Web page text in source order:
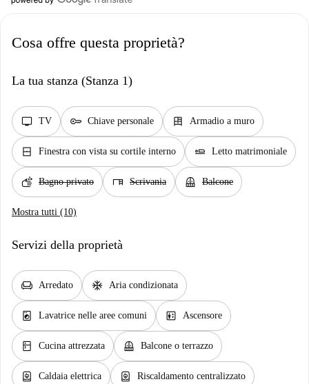
Cosa offre questa proprietà?
La tua stanza (Stanza 1)
tv TV key Chiave personale dresser Armadio a muro
window_closed Finestra con vista su cortile interno airline_seat_flat Letto matrimoniale
soap Bagno privato desk Scrivania balcony Balcone
Mostra tutti (10)
Servizi della proprietà
chair Arredato ac_unit Aria condizionata
local_laundry_service Lavatrice nelle aree comuni elevator Ascensore
kitchen Cucina attrezzata balcony Balcone o terrazzo
water_heater Caldaia elettrica water_heater Riscaldamento centralizzato